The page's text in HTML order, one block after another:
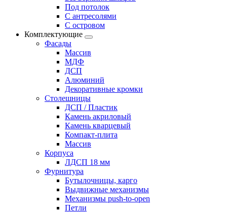
Под потолок
С антресолями
С островом
Комплектующие
Фасады
Массив
МДФ
ДСП
Алюминий
Декоративные кромки
Столешницы
ДСП / Пластик
Камень акриловый
Камень кварцевый
Компакт-плита
Массив
Корпуса
ЛДСП 18 мм
Фурнитура
Бутылочницы, карго
Выдвижные механизмы
Механизмы push-to-open
Петли